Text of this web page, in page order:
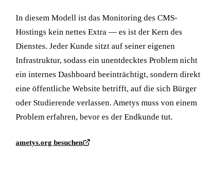
In diesem Modell ist das Monitoring des CMS-
Hostings kein nettes Extra — es ist der Kern des
Dienstes. Jeder Kunde sitzt auf seiner eigenen
Infrastruktur, sodass ein unentdecktes Problem nicht
ein internes Dashboard beeinträchtigt, sondern direkt
eine öffentliche Website betrifft, auf die sich Bürger
oder Studierende verlassen. Ametys muss von einem
Problem erfahren, bevor es der Endkunde tut.
ametys.org besuchen